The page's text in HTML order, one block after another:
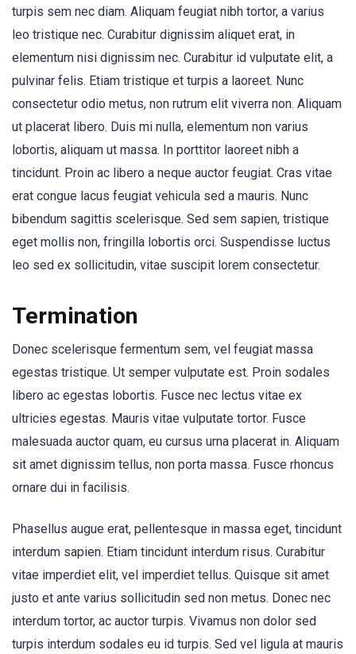
turpis sem nec diam. Aliquam feugiat nibh tortor, a varius
leo tristique nec. Curabitur dignissim aliquet erat, in
elementum nisi dignissim nec. Curabitur id vulputate elit, a
pulvinar felis. Etiam tristique et turpis a laoreet. Nunc
consectetur odio metus, non rutrum elit viverra non. Aliquam
ut placerat libero. Duis mi nulla, elementum non varius
lobortis, aliquam ut massa. In porttitor laoreet nibh a
tincidunt. Proin ac libero a neque auctor feugiat. Cras vitae
erat congue lacus feugiat vehicula sed a mauris. Nunc
bibendum sagittis scelerisque. Sed sem sapien, tristique
eget mollis non, fringilla lobortis orci. Suspendisse luctus
leo sed ex sollicitudin, vitae suscipit lorem consectetur.
Termination
Donec scelerisque fermentum sem, vel feugiat massa
egestas tristique. Ut semper vulputate est. Proin sodales
libero ac egestas lobortis. Fusce nec lectus vitae ex
ultricies egestas. Mauris vitae vulputate tortor. Fusce
malesuada auctor quam, eu cursus urna placerat in. Aliquam
sit amet dignissim tellus, non porta massa. Fusce rhoncus
ornare dui in facilisis.
Phasellus augue erat, pellentesque in massa eget, tincidunt
interdum sapien. Etiam tincidunt interdum risus. Curabitur
vitae imperdiet elit, vel imperdiet tellus. Quisque sit amet
justo et ante varius sollicitudin sed non metus. Donec nec
interdum tortor, ac auctor turpis. Vivamus non dolor sed
turpis interdum sodales eu id turpis. Sed vel ligula at mauris